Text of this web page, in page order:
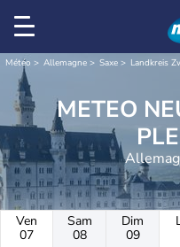
Météo Allemagne Saxe Landkreis
METEO NEUKIRCHEN /
Ven
07
Sam
08
Dim
09